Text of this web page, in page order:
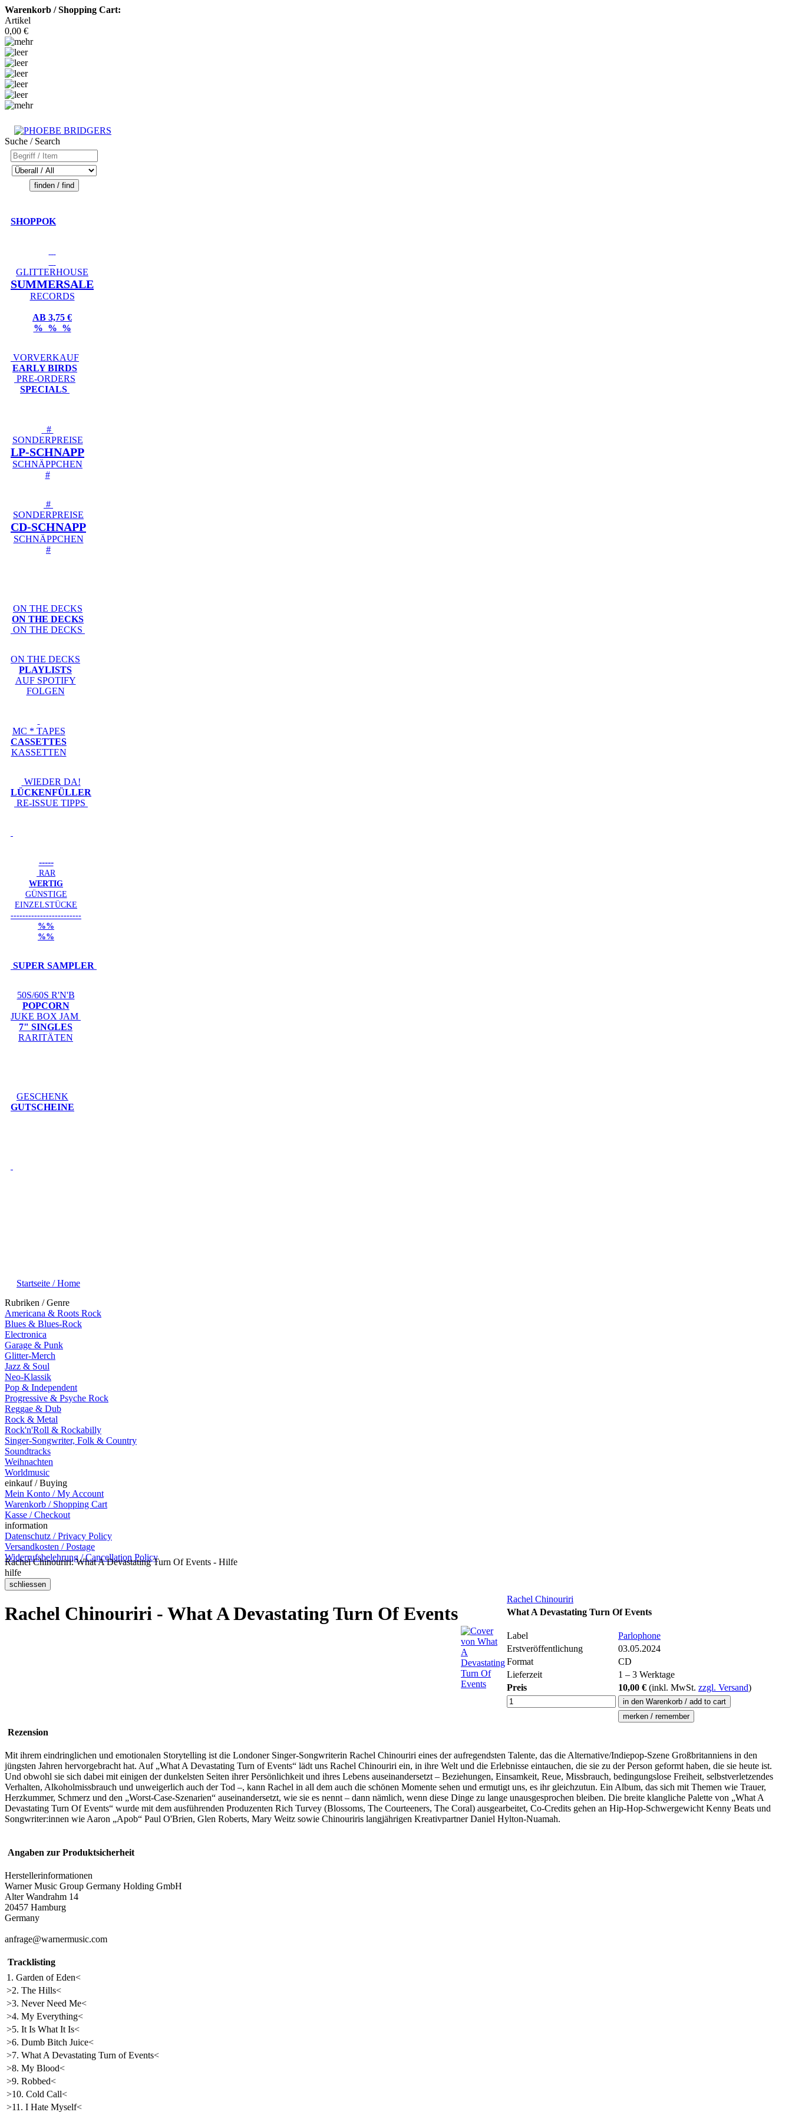
Warenkorb / Shopping Cart:
Artikel
0,00 €
Suche / Search
SHOPPOK
GLITTERHOUSE
SUMMERSALE
RECORDS
AB 3,75 €
% % %
VORVERKAUF
EARLY BIRDS
PRE-ORDERS
SPECIALS
#
SONDERPREISE
LP-SCHNAPP
SCHNÄPPCHEN
#
#
SONDERPREISE
CD-SCHNAPP
SCHNÄPPCHEN
#
ON THE DECKS
ON THE DECKS
ON THE DECKS
ON THE DECKS
PLAYLISTS
AUF SPOTIFY
FOLGEN
MC * TAPES
CASSETTES
KASSETTEN
WIEDER DA!
LÜCKENFÜLLER
RE-ISSUE TIPPS
-----
RAR
WERTIG
GÜNSTIGE
EINZELSTÜCKE
------------------------
%%
%%
SUPER SAMPLER
50S/60S R'N'B
POPCORN
JUKE BOX JAM
7" SINGLES
RARITÄTEN
GESCHENK
GUTSCHEINE
Startseite / Home
Rubriken / Genre
Americana & Roots Rock
Blues & Blues-Rock
Electronica
Garage & Punk
Glitter-Merch
Jazz & Soul
Neo-Klassik
Pop & Independent
Progressive & Psyche Rock
Reggae & Dub
Rock & Metal
Rock'n'Roll & Rockabilly
Singer-Songwriter, Folk & Country
Soundtracks
Weihnachten
Worldmusic
einkauf / Buying
Mein Konto / My Account
Warenkorb / Shopping Cart
Kasse / Checkout
information
Datenschutz / Privacy Policy
Versandkosten / Postage
Widerrufsbelehrung / Cancellation Policy
Rachel Chinouriri: What A Devastating Turn Of Events - Hilfe
hilfe
Rachel Chinouriri - What A Devastating Turn Of Events
Rachel Chinouriri
What A Devastating Turn Of Events
Label
Parlophone
Erstveröffentlichung
03.05.2024
Format
CD
Lieferzeit
1 – 3 Werktage
Preis
10,00 € (inkl. MwSt. zzgl. Versand)
Rezension
Mit ihrem eindringlichen und emotionalen Storytelling ist die Londoner Singer-Songwriterin Rachel Chinouriri eines der aufregendsten Talente, das die Alternative/Indiepop-Szene Großbritanniens in den
jüngsten Jahren hervorgebracht hat. Auf „What A Devastating Turn of Events“ lädt uns Rachel Chinouriri ein, in ihre Welt und die Erlebnisse eintauchen, die sie zu der Person geformt haben, die sie heute ist.
Und obwohl sie sich dabei mit einigen der dunkelsten Seiten ihrer Persönlichkeit und ihres Lebens auseinandersetzt – Beziehungen, Einsamkeit, Reue, Missbrauch, bedingungslose Freiheit, selbstverletzendes
Verhalten, Alkoholmissbrauch und unweigerlich auch der Tod –, kann Rachel in all dem auch die schönen Momente sehen und ermutigt uns, es ihr gleichzutun. Ein Album, das sich mit Themen wie Trauer,
Herzkummer, Schmerz und den „Worst-Case-Szenarien“ auseinandersetzt, wie sie es nennt – dann nämlich, wenn diese Dinge zu lange unausgesprochen bleiben. Die breite klangliche Palette von „What A
Devastating Turn Of Events“ wurde mit dem ausführenden Produzenten Rich Turvey (Blossoms, The Courteeners, The Coral) ausgearbeitet, Co-Credits gehen an Hip-Hop-Schwergewicht Kenny Beats und
Songwriter:innen wie Aaron „Apob“ Paul O'Brien, Glen Roberts, Mary Weitz sowie Chinouriris langjährigen Kreativpartner Daniel Hylton-Nuamah.
Angaben zur Produktsicherheit
Herstellerinformationen
Warner Music Group Germany Holding GmbH
Alter Wandrahm 14
20457 Hamburg
Germany
anfrage@warnermusic.com
Tracklisting
1. Garden of Eden<
>2. The Hills<
>3. Never Need Me<
>4. My Everything<
>5. It Is What It Is<
>6. Dumb Bitch Juice<
>7. What A Devastating Turn of Events<
>8. My Blood<
>9. Robbed<
>10. Cold Call<
>11. I Hate Myself<